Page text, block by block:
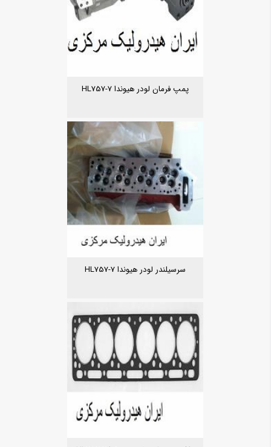
پمپ فرمان لودر هیوندا HL757-7
سرسیلندر لودر هیوندا HL757-7